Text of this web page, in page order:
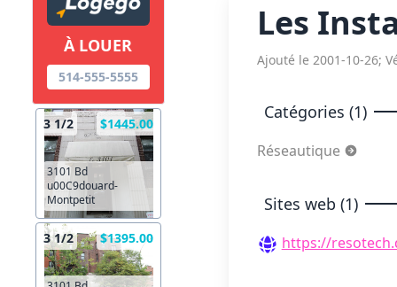
À LOUER
514-555-5555
3 1/2 $1445.00
3101 Bd
u00C9douard-
Montpetit
3 1/2 $1395.00
Les
Ajouté le 2001-10-26;
Catégories (1)
Réseautique
Sites web (1)
https://